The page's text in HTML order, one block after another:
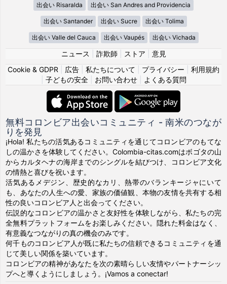
出会い Risaralda 出会い San Andres and Providencia
出会い Santander 出会い Sucre 出会い Tolima
出会い Valle del Cauca 出会い Vaupés 出会い Vichada
ニュース 詐欺師 ストア
意見
Cookie & GDPR
広告 私たちについて プライバシー
利用規約
子どもの安全| お問い合わせ| よくある質問
無料コロンビア出会いコミュニティ - 南米のつなが
りを発見
¡Hola! 私たちの活気あるコミュニティを通じてコロンビアのもてな
しの温かさを体験してください。Colombia-citas.comはボゴタの山
からカルタヘナの海岸までのシングルを結びつけ、コロンビア文化
の情熱と喜びを祝います。
活気あるメデジン、歴史的なカリ、熱帯のバランキージャにいて
も、あなたの人生への愛、家族の価値観、本物の友情を共有する相
性の良いコロンビア人と出会ってください。
伝説的なコロンビアの温かさと友好性を体験しながら、私たちの完
全無料プラットフォームをお楽しみください。隠れた料金はなく、
有意義なつながりの真の機会のみです。
何千ものコロンビア人が既に私たちの信頼できるコミュニティを通
じて美しい関係を築いています。
コロンビアの精神があなたを次の素晴らしい友情やパートナーシッ
プへと導くようにしましょう。¡Vamos a conectar!